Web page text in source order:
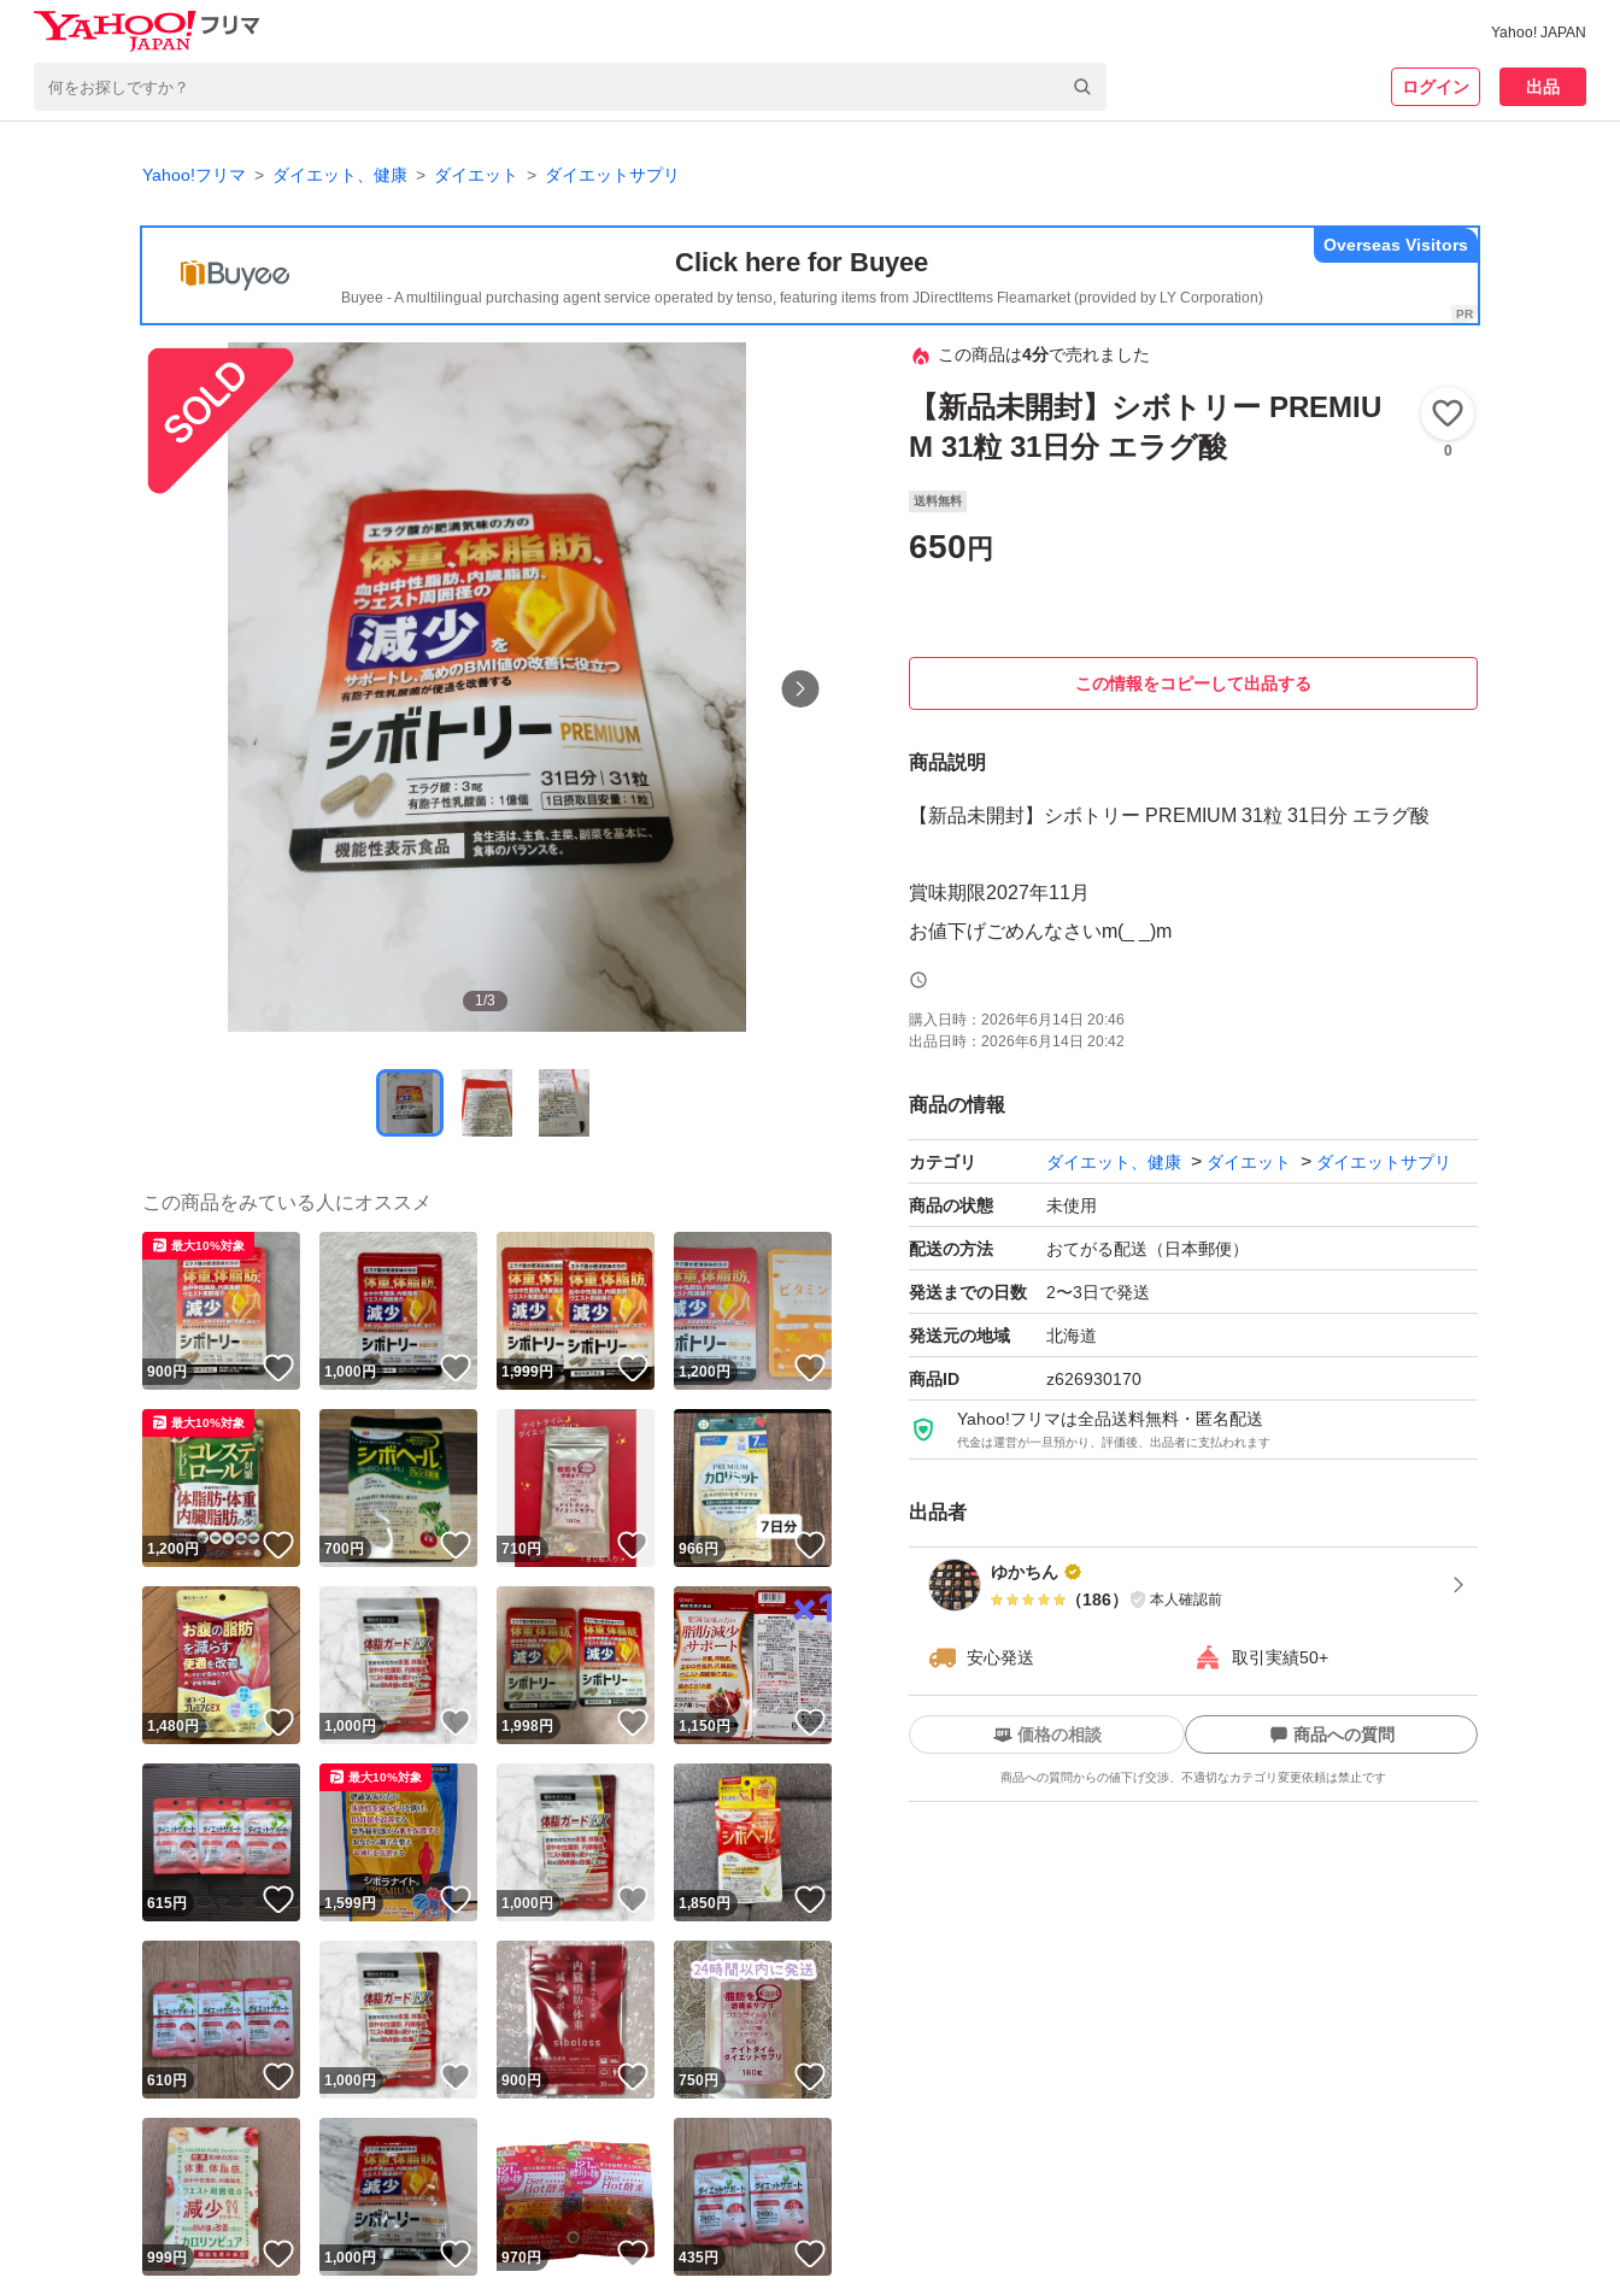
Yahoo! JAPAN
ログイン 出品
Yahoo!フリマ ダイエット、健康 ダイエット ダイエットサプリ
Click here for Buyee
Buyee - A multilingual purchasing agent service operated by tenso, featuring items from JDirectItems Fleamarket (provided by LY Corporation)
Overseas Visitors
1/3
この商品は4分で売れました
【新品未開封】シボトリー PREMIU
M 31粒 31日分 エラグ酸
0
送料無料
650 円
この情報をコピーして出品する
商品説明
【新品未開封】シボトリー PREMIUM 31粒 31日分 エラグ酸
賞味期限2027年11月
お値下げごめんなさいm(_ _)m
購入日時： 2026年6月14日 20:46
出品日時： 2026年6月14日 20:42
商品の情報
カテゴリ ダイエット、健康 ダイエット ダイエットサプリ
商品の状態 未使用
配送の方法 おてがる配送（日本郵便）
発送までの日数 2〜3日で発送
発送元の地域 北海道
商品ID z626930170
Yahoo!フリマは全品送料無料・匿名配送
代金は運営が一旦預かり、評価後、出品者に支払われます
出品者
ゆかちん
（186） 本人確認前
安心発送 取引実績50+
価格の相談 商品への質問
商品への質問からの値下げ交渉、不適切なカテゴリ変更依頼は禁止です
この商品をみている人にオススメ
900円 いいね！
最大10%対象
1,000円 いいね！
1,999円 いいね！
1,200円 いいね！
1,200円 いいね！
最大10%対象
700円 いいね！
710 円 いいね！
966円 いいね！
1,480円 いいね！
1,000 円 いいね！
1,998円 いいね！
1,150円 いいね！
615円 いいね！
1,599円 いいね！
最大10%対象
1,000 円 いいね！
1,850円 いいね！
610円 いいね！
1,000 円 いいね！
900円 いいね！
750円 いいね！
999円 いいね！
1,000円 いいね！
970円 いいね！
435円